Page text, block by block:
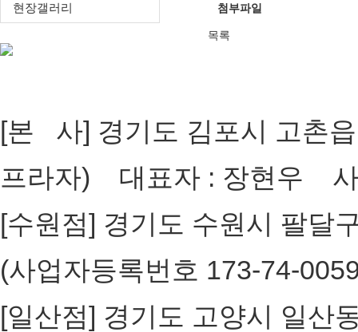
현장갤러리 첨부파일
목록
[본 사] 경기도 김포시 고촌
프라자) 대표자 : 장현우
[수원점] 경기도 수원시 팔달
(사업자등록번호 173-74-
[일산점] 경기도 고양시 일산